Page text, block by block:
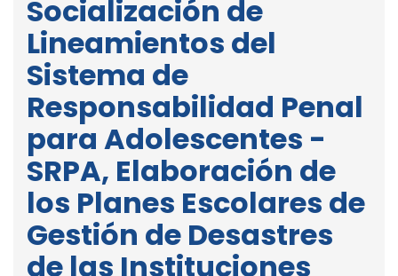
Socialización de
Lineamientos del
Sistema de
Responsabilidad Penal
para Adolescentes -
SRPA, Elaboración de
los Planes Escolares de
Gestión de Desastres
de las Instituciones